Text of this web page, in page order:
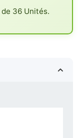
36 Unités.